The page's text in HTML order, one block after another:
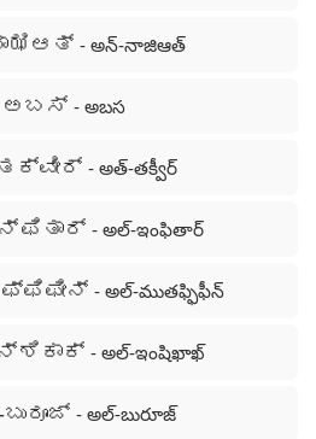
- అన్-నాజిఆత్
ಅಬಸ್ - అబస
- అత్-తక్వీర్
ಫಿತಾರ್ - అల్-ఇంఫితార్
- అల్-ముతఫ్ఫిఫీన్
ಶಿಕಾಕ್ - అల్-ఇంషిఖాఖ్
- అల్-బురూజ్